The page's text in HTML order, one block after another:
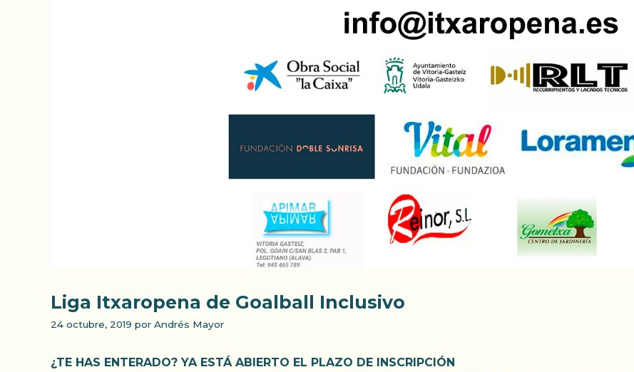
Liga Itxaropena de Goalball Inclusivo
24 octubre, 2019 por Andrés Mayor
¿TE HAS ENTERADO? YA ESTÁ ABIERTO EL PLAZO DE INSCRIPCIÓN